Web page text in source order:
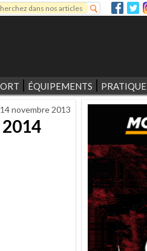
de recherche
ÉQUIPEMENTS PRATIQUE
14 novembre 2013